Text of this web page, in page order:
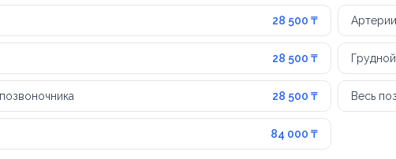
28 500 ₸
28 500 ₸
28 500 ₸ Весь
84 000 ₸